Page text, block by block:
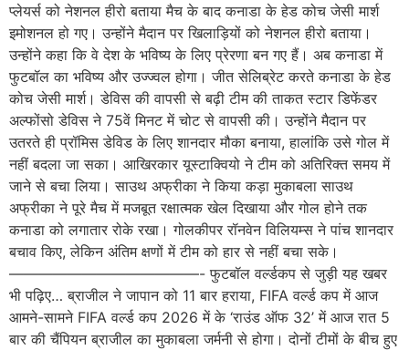
प्लेयर्स को नेशनल हीरो बताया मैच के बाद कनाडा के हेड कोच जेसी मार्श
इमोशनल हो गए। उन्होंने मैदान पर खिलाड़ियों को नेशनल हीरो बताया।
उन्होंने कहा कि वे देश के भविष्य के लिए प्रेरणा बन गए हैं। अब कनाडा में
फुटबॉल का भविष्य और उज्ज्वल होगा। जीत सेलिब्रेट करते कनाडा के हेड
कोच जेसी मार्श। डेविस की वापसी से बढ़ी टीम की ताकत स्टार डिफेंडर
अल्फोंसो डेविस ने 75वें मिनट में चोट से वापसी की। उन्होंने मैदान पर
उतरते ही प्रॉमिस डेविड के लिए शानदार मौका बनाया, हालांकि उसे गोल में
नहीं बदला जा सका। आखिरकार यूस्टाक्वियो ने टीम को अतिरिक्त समय में
जाने से बचा लिया। साउथ अफ्रीका ने किया कड़ा मुकाबला साउथ
अफ्रीका ने पूरे मैच में मजबूत रक्षात्मक खेल दिखाया और गोल होने तक
कनाडा को लगातार रोके रखा। गोलकीपर रॉनवेन विलियम्स ने पांच शानदार
बचाव किए, लेकिन अंतिम क्षणों में टीम को हार से नहीं बचा सके।
—————————————- फुटबॉल वर्ल्डकप से जुड़ी यह खबर
भी पढ़िए… ब्राजील ने जापान को 11 बार हराया, FIFA वर्ल्ड कप में आज
आमने-सामने FIFA वर्ल्ड कप 2026 में के ‘राउंड ऑफ 32’ में आज रात 5
बार की चैंपियन ब्राजील का मुकाबला जर्मनी से होगा। दोनों टीमों के बीच हुए